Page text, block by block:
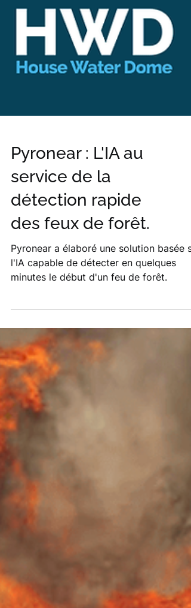
Pyronear : L'IA au
service de la
détection rapide
des feux de forêt.
Pyronear a élaboré une solution basée
l'IA capable de détecter en quelques
minutes le début d'un feu de forêt.